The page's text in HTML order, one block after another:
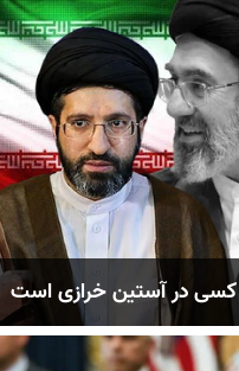
در آستین خرازی است